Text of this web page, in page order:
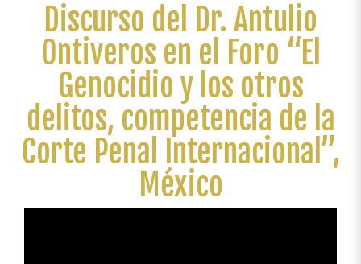
Discurso del Dr. Antulio
Ontiveros en el Foro “El
Genocidio y los otros
delitos, competencia de la
Corte Penal Internacional”,
México